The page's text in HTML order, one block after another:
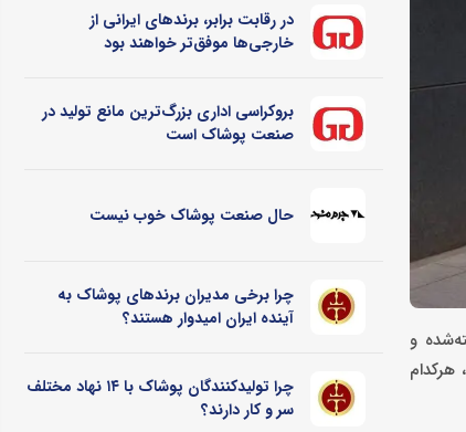
و
در رقابت برابر، برندهای ایرانی از
خارجی‌ها موفق‌تر خواهند بود
بروکراسی اداری بزرگ‌ترین مانع تولید در
صنعت پوشاک است
حال صنعت پوشاک خوب نیست
چرا برخی مدیران برندهای پوشاک به
آینده ایران امیدوار هستند؟
چرا تولیدکنندگان پوشاک با ۱۴ نهاد مختلف
سر و کار دارند؟